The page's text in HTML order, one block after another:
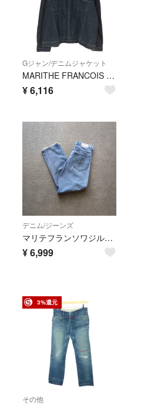
Gジャン/デニムジャケット
MARITHE FRANCOIS GIRBAUD(マリテフランソワジルボー)
¥6,116
デニム/ジーンズ
マリテフランソワジルボー Y2K ダメージデニム メキシコ製 32 ジーンズ古着
¥6,999
3%還元
その他